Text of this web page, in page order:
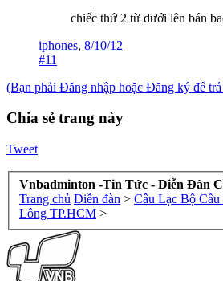
chiếc thứ 2 từ dưới lên bán
iphones, 8/10/12
#11
(Bạn phải Đăng nhập hoặc Đăng ký để
Chia sẻ trang này
Tweet
Vnbadminton -Tin Tức - Diễn Đàn
Trang chủ Diễn đàn > Câu Lạc Bộ
Lông TP.HCM >